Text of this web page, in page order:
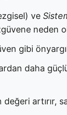
ve
neden
gibi
daha
değeri artırır,